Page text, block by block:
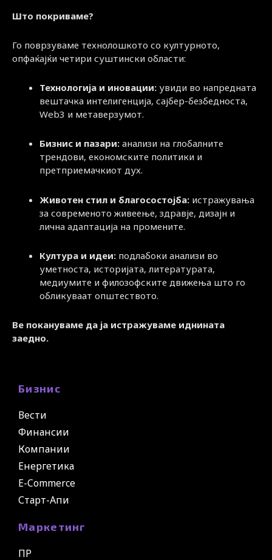
Што покриваме?
Го поврзуваме технолошкото со културното,
опфаќајќи четири суштински области:
Технологија и иновации: увиди во напредната
вештачка интелигенција, сајбер-безбедноста,
Web3 и метаверзумот.
Бизнис и пазари: анализи на глобалните
трендови, економските политики и
претприемачкиот дух.
Животен стил и благосостојба: истражувања
за современото живеење, здравје, дизајн и
лична адаптација на промените.
Култура и идеи: подлабоки анализи во
уметноста, историјата, литературата,
медиумите и филозофските движења што го
обликуваат општеството.
Ве покануваме да ја истражуваме иднината
заедно.
Бизнис
Вести
Финансии
Компании
Енергетика
E-Commerce
Старт-Апи
Маркетинг
ПР